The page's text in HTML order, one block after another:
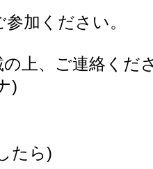
加ください。
上、ご連絡くだ
)
たら)